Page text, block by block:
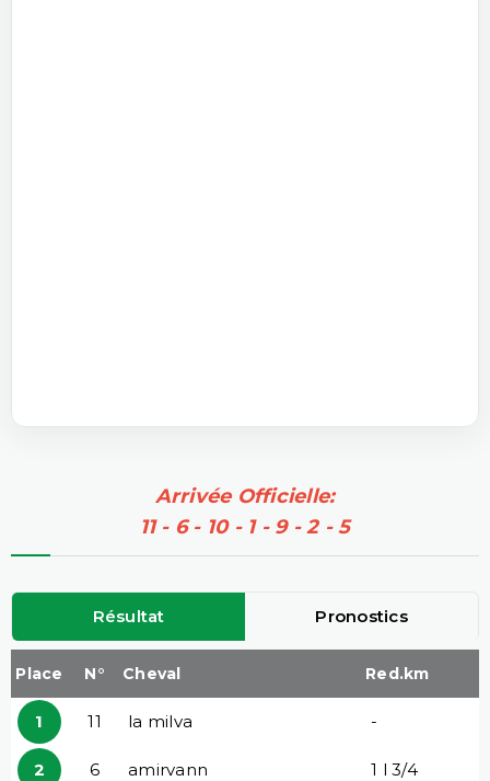
Arrivée Officielle:
11 - 6 - 10 - 1 - 9 - 2 - 5
Résultat Pronostics
Place N° Cheval Red.km
1 11 la milva -
2 6 amirvann 1 l 3/4